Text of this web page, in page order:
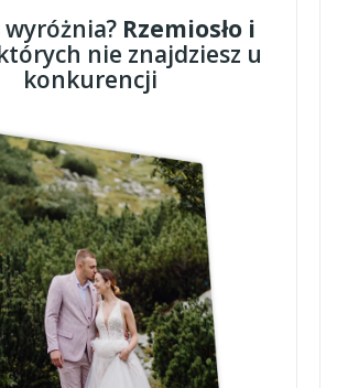
wyróżnia? Rzemiosło i
nie znajdziesz u
konkurencji